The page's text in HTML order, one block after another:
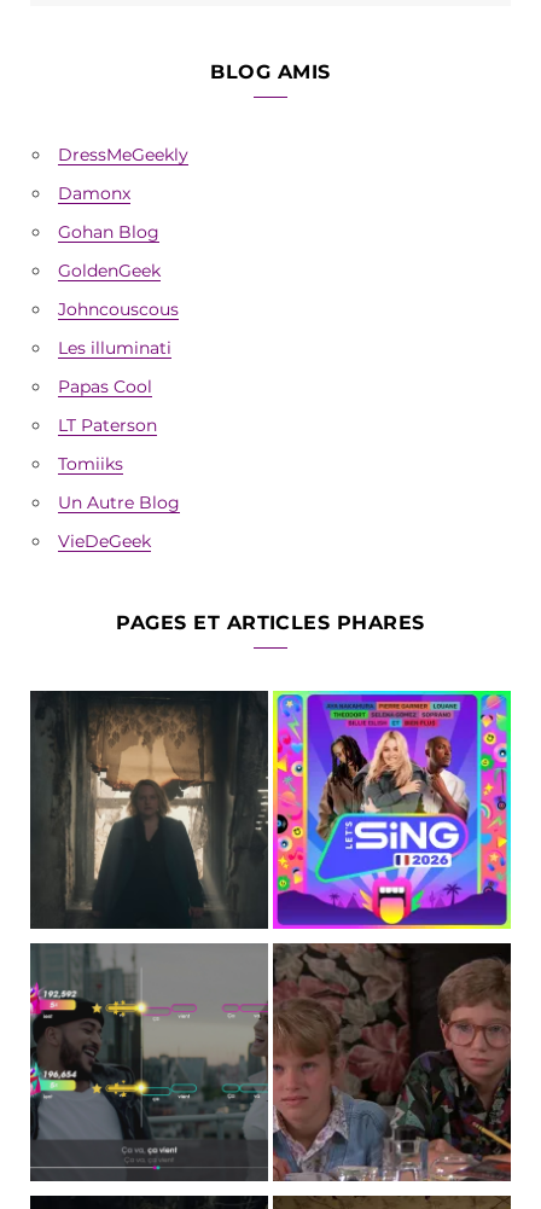
BLOG AMIS
DressMeGeekly
Damonx
Gohan Blog
GoldenGeek
Johncouscous
Les illuminati
Papas Cool
LT Paterson
Tomiiks
Un Autre Blog
VieDeGeek
PAGES ET ARTICLES PHARES